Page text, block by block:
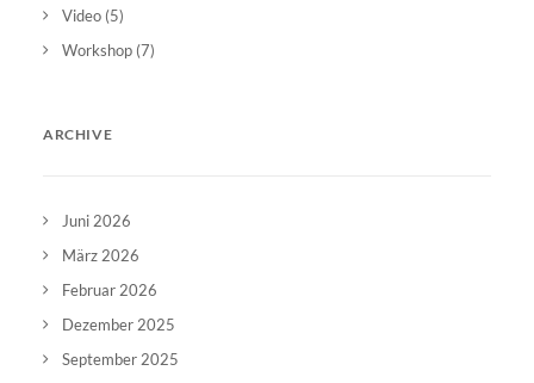
Video (5)
Workshop (7)
ARCHIVE
Juni 2026
März 2026
Februar 2026
Dezember 2025
September 2025